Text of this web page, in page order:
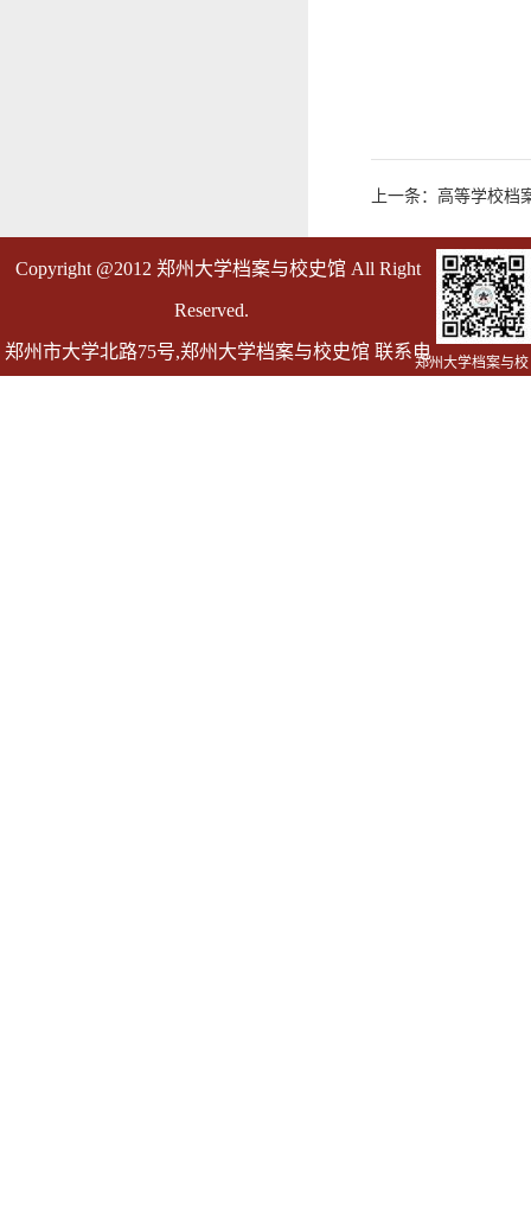
上一条：高等学校档
Copyright @2012 郑州大学档案与校史馆 All Right
Reserved.
郑州市大学北路75号,郑州大学档案与校史馆 联系电
郑州大学档案与校